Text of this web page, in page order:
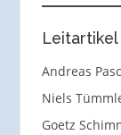
Leitartikel
Andreas
Niels
Goetz